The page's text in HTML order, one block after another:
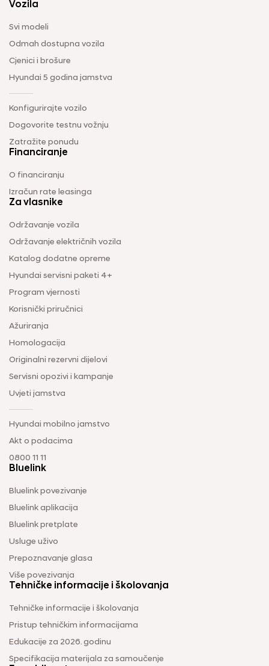
Vozila
Svi modeli
Odmah dostupna vozila
Cjenici i brošure
Hyundai 5 godina jamstva
Konfigurirajte vozilo
Dogovorite testnu vožnju
Zatražite ponudu
Financiranje
O financiranju
Izračun rate leasinga
Za vlasnike
Održavanje vozila
Održavanje električnih vozila
Katalog dodatne opreme
Hyundai servisni paketi 4+
Program vjernosti
Korisnički priručnici
Ažuriranja
Homologacija
Originalni rezervni dijelovi
Servisni opozivi i kampanje
Uvjeti jamstva
Hyundai mobilno jamstvo
Akt o podacima
0800 11 11
Bluelink
Bluelink povezivanje
Bluelink aplikacija
Bluelink pretplate
Usluge uživo
Prepoznavanje glasa
Više povezivanja
Tehničke informacije i školovanja
Tehničke informacije i školovanja
Pristup tehničkim informacijama
Edukacije za 2026. godinu
Specifikacija materijala za samoučenje